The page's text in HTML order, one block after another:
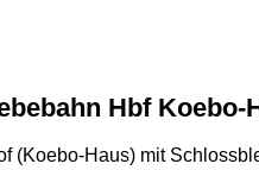
Hbf Koebo-
(Koebo-Haus) mit